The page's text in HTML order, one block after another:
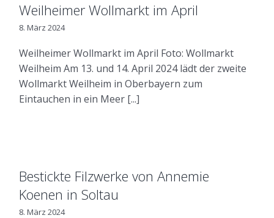
Weilheimer Wollmarkt im April
8. März 2024
Weilheimer Wollmarkt im April Foto: Wollmarkt
Weilheim Am 13. und 14. April 2024 lädt der zweite
Wollmarkt Weilheim in Oberbayern zum
Eintauchen in ein Meer [...]
Bestickte Filzwerke von Annemie
Koenen in Soltau
8. März 2024